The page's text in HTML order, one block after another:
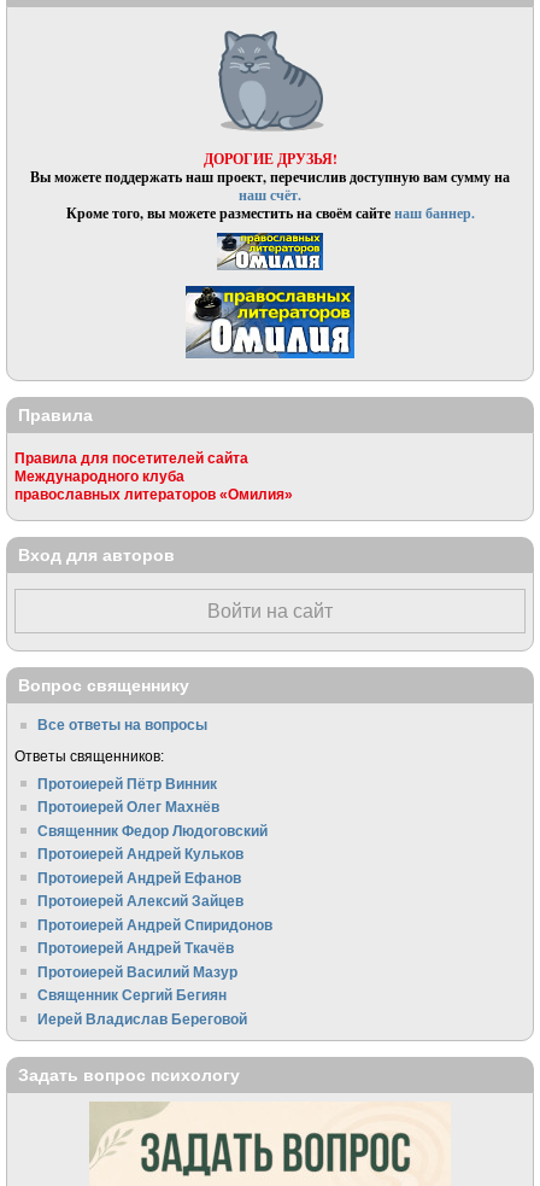
ДОРОГИЕ ДРУЗЬЯ!
Вы можете поддержать наш проект, перечислив доступную вам сумму на
наш счёт.
Кроме того, вы можете разместить на своём сайтенаш баннер.
Правила
Правила для посетителей сайта
Международного клуба
православных литераторов «Омилия»
Вход для авторов
Войти на сайт
Вопрос священнику
Все ответы на вопросы
Ответы священников:
Протоиерей Пётр Винник
Протоиерей Олег Махнёв
Священник Федор Людоговский
Протоиерей Андрей Кульков
Протоиерей Андрей Ефанов
Протоиерей Алексий Зайцев
Протоиерей Андрей Спиридонов
Протоиерей Андрей Ткачёв
Протоиерей Василий Мазур
Священник Сергий Бегиян
Иерей Владислав Береговой
Задать вопрос психологу